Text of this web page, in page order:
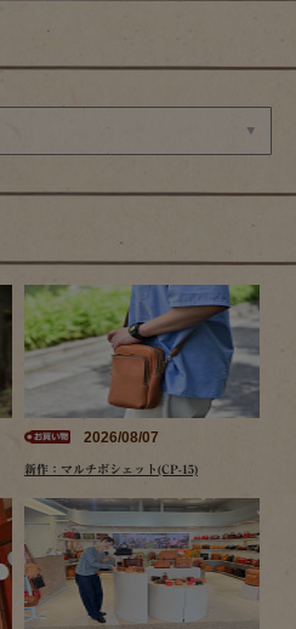
2026/08/07
新作：マルチポシェット(CP-15)